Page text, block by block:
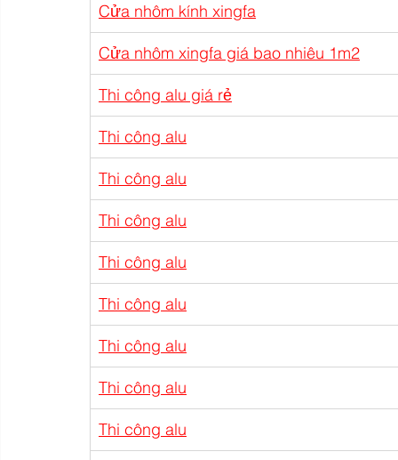
Cửa nhôm kính xingfa
Cửa nhôm xingfa giá bao nhiêu 1m2
Thi công alu giá rẻ
Thi công alu
Thi công alu
Thi công alu
Thi công alu
Thi công alu
Thi công alu
Thi công alu
Thi công alu